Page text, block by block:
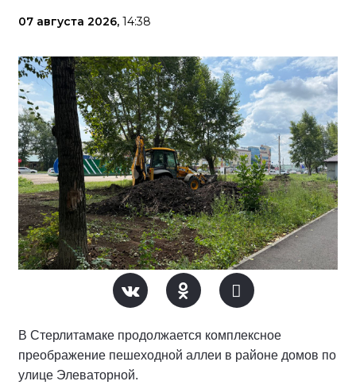
07 августа 2026, 14:38
В Стерлитамаке продолжается комплексное
преображение пешеходной аллеи в районе домов по
улице Элеваторной.